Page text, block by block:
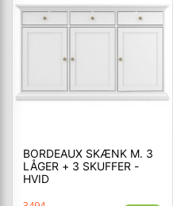
BORDEAUX SKÆNK M. 3
LÅGER + 3 SKUFFER -
HVID